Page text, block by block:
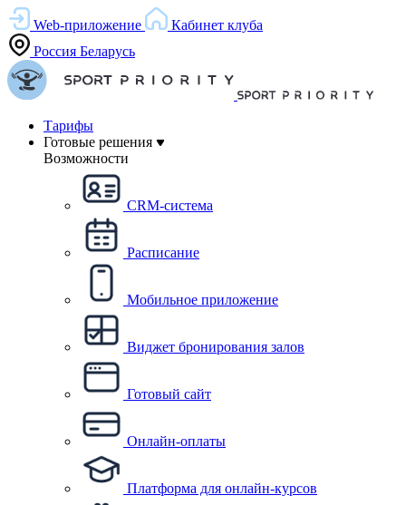
Web-приложение
Кабинет клуба
Россия Беларусь
Тарифы
Готовые решения
Возможности
CRM-система
Расписание
Мобильное приложение
Виджет бронирования залов
Готовый сайт
Онлайн-оплаты
Платформа для онлайн-курсов